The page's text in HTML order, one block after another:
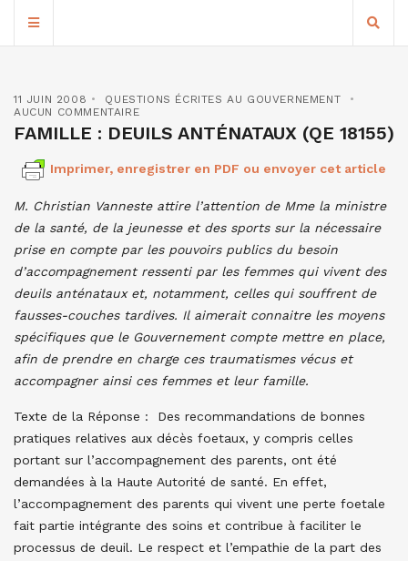
11 JUIN 2008
QUESTIONS ÉCRITES AU GOUVERNEMENT
AUCUN COMMENTAIRE
FAMILLE : DEUILS ANTÉNATAUX (QE 18155)
Imprimer, enregistrer en PDF ou envoyer cet article
M. Christian Vanneste attire l’attention de Mme la ministre
de la santé, de la jeunesse et des sports sur la nécessaire
prise en compte par les pouvoirs publics du besoin
d’accompagnement ressenti par les femmes qui vivent des
deuils anténataux et, notamment, celles qui souffrent de
fausses-couches tardives. Il aimerait connaitre les moyens
spécifiques que le Gouvernement compte mettre en place,
afin de prendre en charge ces traumatismes vécus et
accompagner ainsi ces femmes et leur famille.
Texte de la Réponse : Des recommandations de bonnes
pratiques relatives aux décès foetaux, y compris celles
portant sur l’accompagnement des parents, ont été
demandées à la Haute Autorité de santé. En effet,
l’accompagnement des parents qui vivent une perte foetale
fait partie intégrante des soins et contribue à faciliter le
processus de deuil. Le respect et l’empathie de la part des